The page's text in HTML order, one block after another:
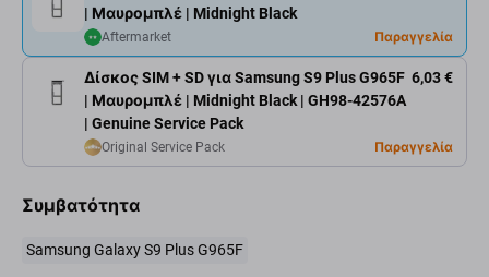
Δίσκος SIM + SD για Samsung S9 Plus G965F
| Μαυρομπλέ | Midnight Black | GH98-42576A
| Genuine Service Pack
6,03 €
Original Service Pack Παραγγελία
| Μαυρομπλέ | Midnight Black
Aftermarket Παραγγελία
Συμβατότητα
Samsung Galaxy S9 Plus G965F